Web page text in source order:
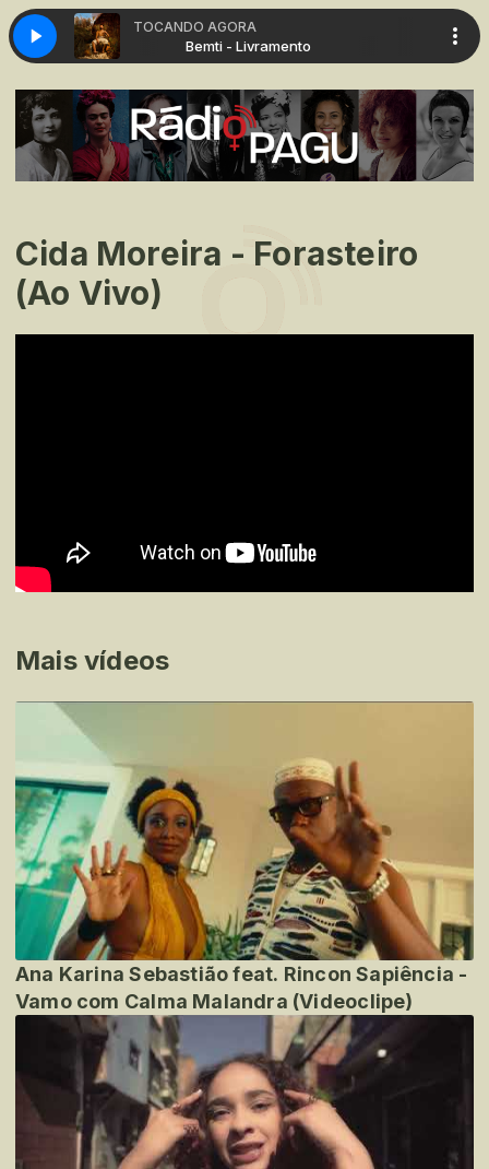
TOCANDO AGORA
Bemti - Livramento
Cida Moreira - Forasteiro
(Ao Vivo)
Mais vídeos
Ana Karina Sebastião feat. Rincon Sapiência -
Vamo com Calma Malandra (Videoclipe)